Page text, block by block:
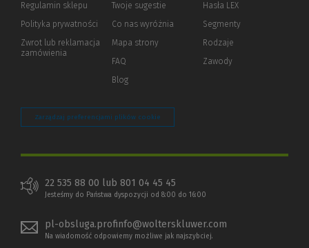
Regulamin sklepu
Polityka prywatności (Nowe
(Link
innej
Zwrot lub reklamacja
zamówienia
innej
strony)
Twoje sugestie
Co nas wyróżnia
Mapa strony
FAQ
Blog
Hasła LEX
Segmenty
Rodzaje
Zawody
Zarządzaj preferencjami plików cookie
22 535 88 00 lub 801 04 45 45
Jesteśmy do Państwa dyspozycji od 8:00 do 16:00
pl-obsluga.profinfo@wolterskluwer.com
Na wiadomość odpowiemy możliwe jak najszybciej.